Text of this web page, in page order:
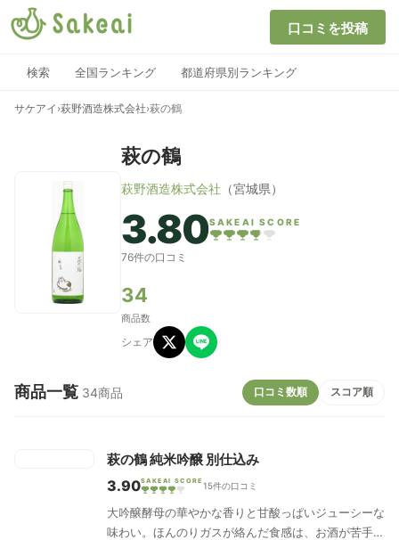
口コミを投稿
検索 全国ランキング 都道府県別ランキング
サケアイ ›萩野酒造株式会社›萩の鶴
萩の鶴
萩野酒造株式会社 （宮城県）
3.80SAKEAI SCORE
76件の口コミ
34
商品数
シェア
商品一覧 34商品 口コミ数順 スコア順
萩の鶴 純米吟醸 別仕込み
3.90SAKEAI SCORE 15件の口コミ
大吟醸酵母の華やかな香りと甘酸っぱいジューシーな
味わい。ほんのりガスが絡んだ食感は、お酒が苦手で